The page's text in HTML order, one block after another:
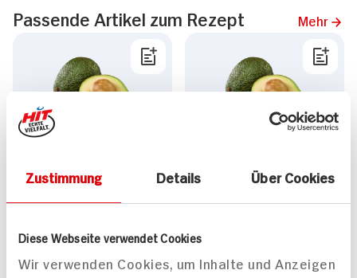
Zustimmung Details Über Cookies
Diese Webseite verwendet Cookies
Wir verwenden Cookies, um Inhalte und Anzeigen
Passende Artikel zum Rezept Mehr
Stück
DISCOUNT
PREIS
99
Mehr anzeigen